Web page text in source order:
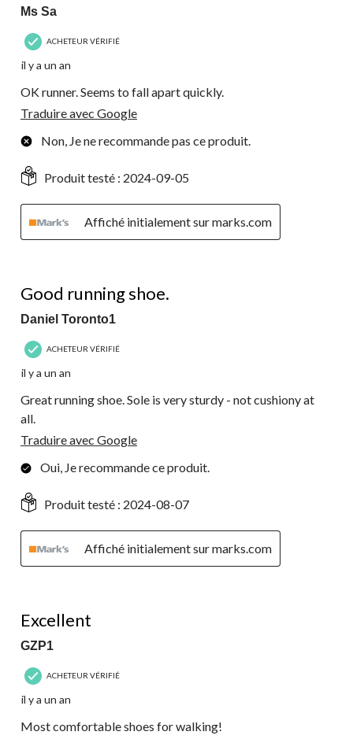
Ms Sa
ACHETEUR VÉRIFIÉ
il y a un an
OK runner. Seems to fall apart quickly.
Traduire avec Google
Non, Je ne recommande pas ce produit.
Produit testé : 2024-09-05
Affiché initialement sur marks.com
Good running shoe.
Daniel Toronto1
ACHETEUR VÉRIFIÉ
il y a un an
Great running shoe. Sole is very sturdy - not cushiony at
all.
Traduire avec Google
Oui, Je recommande ce produit.
Produit testé : 2024-08-07
Affiché initialement sur marks.com
Excellent
GZP1
ACHETEUR VÉRIFIÉ
il y a un an
Most comfortable shoes for walking!